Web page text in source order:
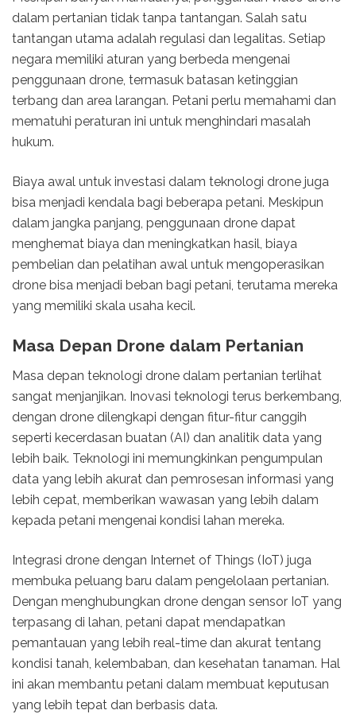
dalam pertanian tidak tanpa tantangan. Salah satu
tantangan utama adalah regulasi dan legalitas. Setiap
negara memiliki aturan yang berbeda mengenai
penggunaan drone, termasuk batasan ketinggian
terbang dan area larangan. Petani perlu memahami dan
mematuhi peraturan ini untuk menghindari masalah
hukum.
Biaya awal untuk investasi dalam teknologi drone juga
bisa menjadi kendala bagi beberapa petani. Meskipun
dalam jangka panjang, penggunaan drone dapat
menghemat biaya dan meningkatkan hasil, biaya
pembelian dan pelatihan awal untuk mengoperasikan
drone bisa menjadi beban bagi petani, terutama mereka
yang memiliki skala usaha kecil.
Masa Depan Drone dalam Pertanian
Masa depan teknologi drone dalam pertanian terlihat
sangat menjanjikan. Inovasi teknologi terus berkembang,
dengan drone dilengkapi dengan fitur-fitur canggih
seperti kecerdasan buatan (AI) dan analitik data yang
lebih baik. Teknologi ini memungkinkan pengumpulan
data yang lebih akurat dan pemrosesan informasi yang
lebih cepat, memberikan wawasan yang lebih dalam
kepada petani mengenai kondisi lahan mereka.
Integrasi drone dengan Internet of Things (IoT) juga
membuka peluang baru dalam pengelolaan pertanian.
Dengan menghubungkan drone dengan sensor IoT yang
terpasang di lahan, petani dapat mendapatkan
pemantauan yang lebih real-time dan akurat tentang
kondisi tanah, kelembaban, dan kesehatan tanaman. Hal
ini akan membantu petani dalam membuat keputusan
yang lebih tepat dan berbasis data.